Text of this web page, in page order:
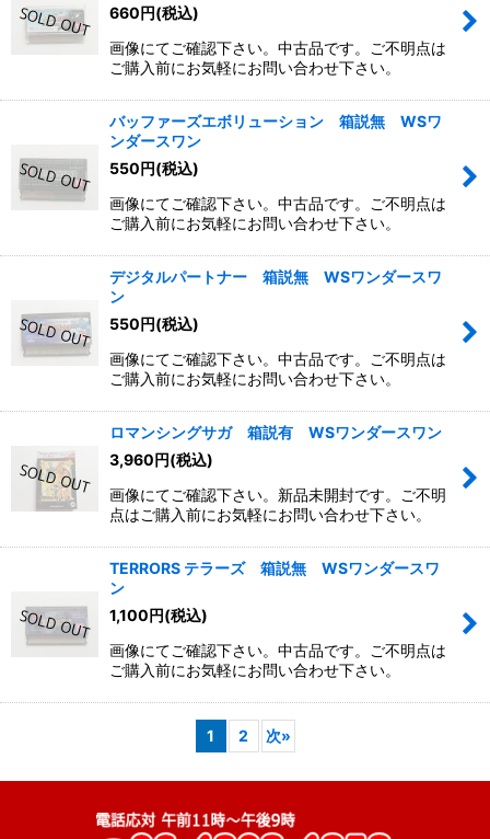
660円(税込)
画像にてご確認下さい。中古品です。ご不明点は
ご購入前にお気軽にお問い合わせ下さい。
バッファーズエボリューション 箱説無 WSワ
ンダースワン
550円(税込)
画像にてご確認下さい。中古品です。ご不明点は
ご購入前にお気軽にお問い合わせ下さい。
デジタルパートナー 箱説無 WSワンダースワ
ン
550円(税込)
画像にてご確認下さい。中古品です。ご不明点は
ご購入前にお気軽にお問い合わせ下さい。
ロマンシングサガ 箱説有 WSワンダースワン
3,960円(税込)
画像にてご確認下さい。新品未開封です。ご不明
点はご購入前にお気軽にお問い合わせ下さい。
TERRORS テラーズ 箱説無 WSワンダースワ
ン
1,100円(税込)
画像にてご確認下さい。中古品です。ご不明点は
ご購入前にお気軽にお問い合わせ下さい。
1 2 次»